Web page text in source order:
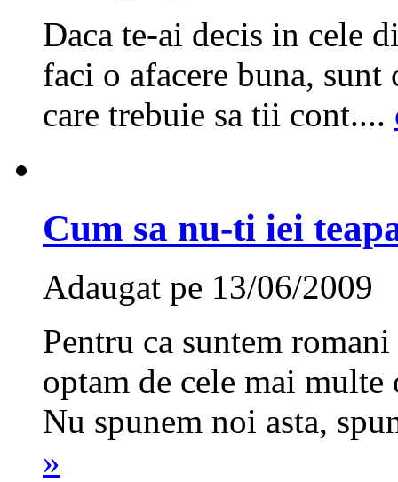
Daca te-ai decis in cele
faci o afacere buna,
care trebuie sa tii cont....
Cum sa nu-ti iei
Adaugat pe 13/06/2009
Pentru ca suntem
optam de cele mai
Nu spunem noi asta,
»